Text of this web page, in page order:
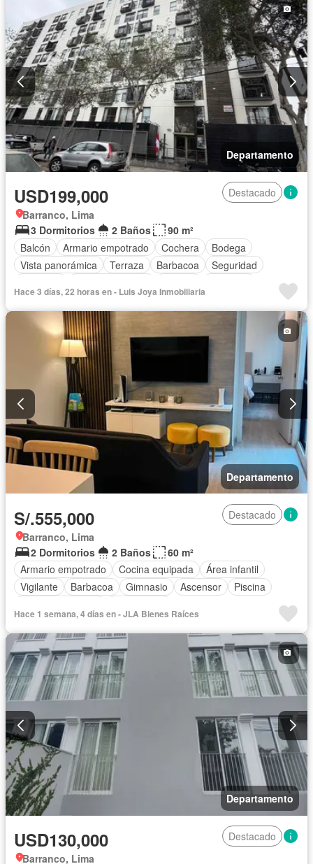
Departamento
USD199,000
Destacado
Barranco, Lima
3 Dormitorios
2 Baños
90 m²
Balcón
Armario empotrado Cochera
Bodega
Vista panorámica
Terraza Barbacoa
Seguridad
Caseta de vigilancia
Permite mascotas
Parcialmente amoblado
Hace 3 días, 22 horas en - Luis Joya Inmobiliaria
Departamento
S/.555,000
Destacado
Barranco, Lima
2 Dormitorios
2 Baños
60 m²
Armario empotrado
Cocina equipada
Área infantil
Vigilante
Barbacoa Gimnasio Ascensor
Piscina
Hace 1 semana, 4 días en - JLA Bienes Raíces
Departamento
USD130,000
Destacado
Barranco, Lima